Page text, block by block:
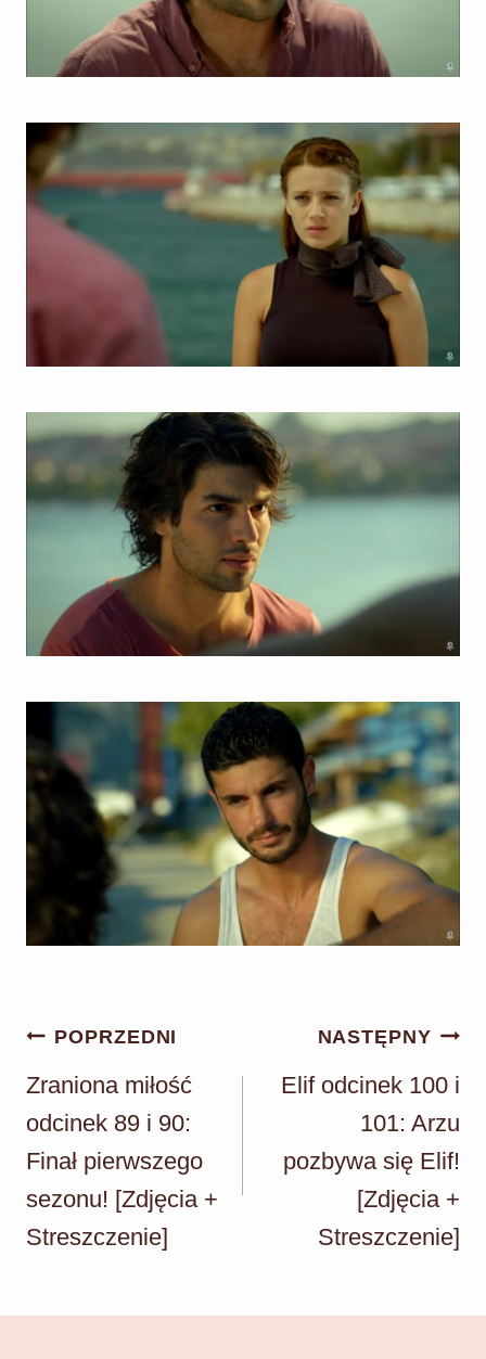
Nawigacja
wpisu
POPRZEDNI
Zraniona miłość
odcinek 89 i 90:
Finał pierwszego
sezonu! [Zdjęcia +
Streszczenie]
NASTĘPNY
Elif odcinek 100 i
101: Arzu
pozbywa się Elif!
[Zdjęcia +
Streszczenie]